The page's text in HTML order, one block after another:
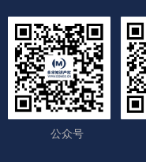
公众号